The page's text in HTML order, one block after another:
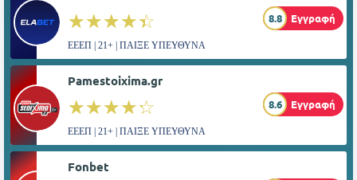
☆☆☆☆☆
★★★★★ 8.8 Εγγραφή
ΕΕΕΠ | 21+ | ΠΑΙΞΕ ΥΠΕΥΘΥΝΑ
Pamestoixima.gr
☆☆☆☆☆
★★★★★ 8.6 Εγγραφή
ΕΕΕΠ | 21+ | ΠΑΙΞΕ ΥΠΕΥΘΥΝΑ
Fonbet